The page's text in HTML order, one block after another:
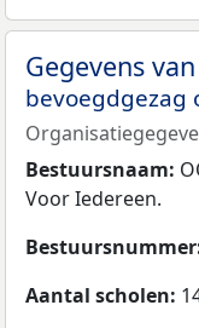
Gegevens
bevoegdgezag
Bestuursnaam:
Voor Iedereen.
Aantal scholen: